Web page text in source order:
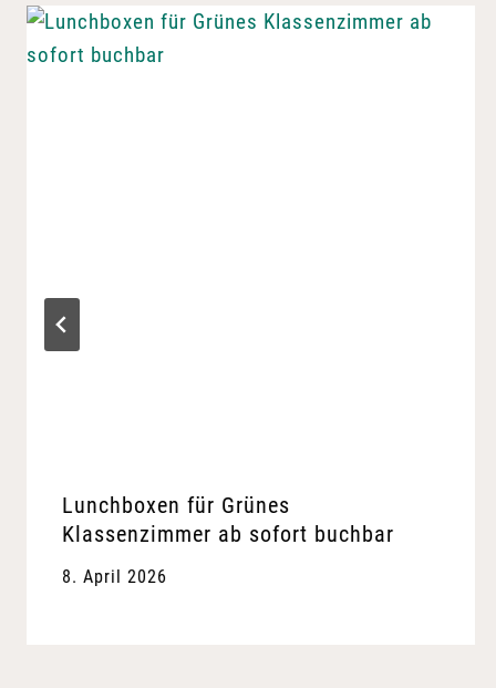
Lunchboxen für Grünes
Klassenzimmer ab sofort buchbar
8. April 2026